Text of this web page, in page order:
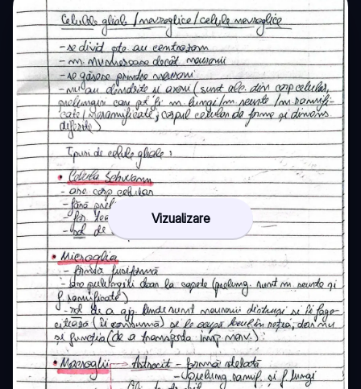
Vizualizare